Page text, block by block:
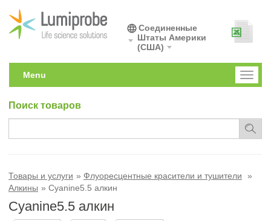
Соединенные
Штаты Америки
(США)
Toggle
Menu
Поиск товаров
Товары и услуги
Флуоресцентные красители и тушители
Алкины
Cyanine5.5 алкин
Cyanine5.5 алкин